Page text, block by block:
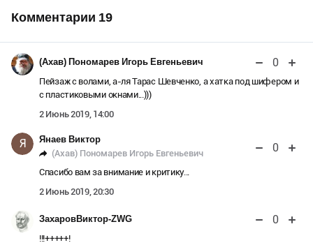
Комментарии 19
(Ахав) Пономарев Игорь Евгеньевич 0
Пейзаж с волами, а-ля Тарас Шевченко, а хатка под шифером и
с пластиковыми окнами...)))
2 Июнь 2019, 14:00
Я
Янаев Виктор
(Ахав) Пономарев Игорь Евгеньевич
0
Спасибо вам за внимание и критику...
2 Июнь 2019, 20:30
ЗахаровВиктор-ZWG 0
!!!+++++!